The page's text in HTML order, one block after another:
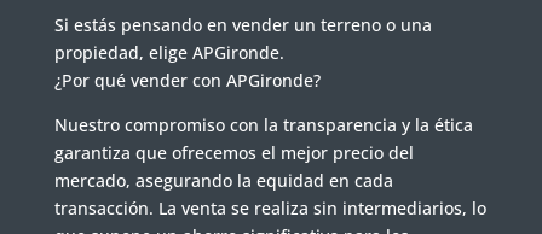
Si estás pensando en vender un terreno o una
propiedad, elige APGironde.
¿Por qué vender con APGironde?
Nuestro compromiso con la transparencia y la ética
garantiza que ofrecemos el mejor precio del
mercado, asegurando la equidad en cada
transacción. La venta se realiza sin intermediarios, lo